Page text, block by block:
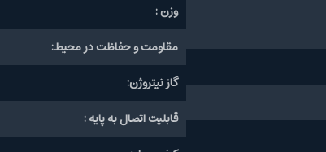
وزن :
مقاومت و حفاظت در محیط:
گاز نیتروژن:
قابلیت اتصال به پایه :